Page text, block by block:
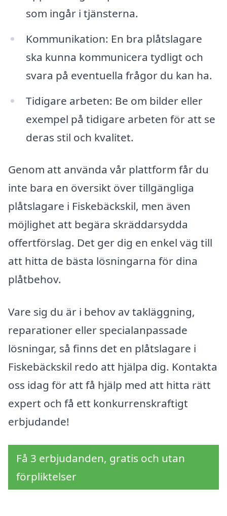
som ingår i tjänsterna.
Kommunikation: En bra plåtslagare
ska kunna kommunicera tydligt och
svara på eventuella frågor du kan ha.
Tidigare arbeten: Be om bilder eller
exempel på tidigare arbeten för att se
deras stil och kvalitet.
Genom att använda vår plattform får du
inte bara en översikt över tillgängliga
plåtslagare i Fiskebäckskil, men även
möjlighet att begära skräddarsydda
offertförslag. Det ger dig en enkel väg till
att hitta de bästa lösningarna för dina
plåtbehov.
Vare sig du är i behov av takläggning,
reparationer eller specialanpassade
lösningar, så finns det en plåtslagare i
Fiskebäckskil redo att hjälpa dig. Kontakta
oss idag för att få hjälp med att hitta rätt
expert och få ett konkurrenskraftigt
erbjudande!
Få 3 erbjudanden, gratis och utan
förpliktelser